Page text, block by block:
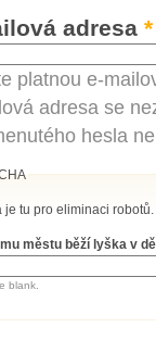
adresa *
platnou e-
adresa se
hesla
je tu pro eliminaci robotů.
městu běží lyška v
blank.